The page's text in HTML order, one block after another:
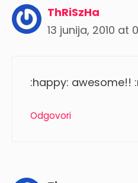
ThRiSzHa
13 junija, 2010 at
:happy: awesome!!
Odgovori